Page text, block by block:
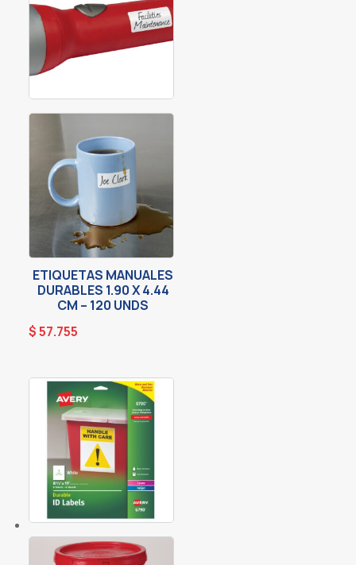
ETIQUETAS MANUALES
DURABLES 1.90 X 4.44
CM – 120 UNDS
$57.755